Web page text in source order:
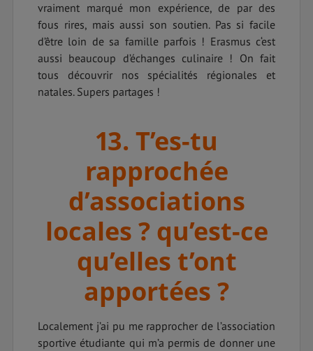
vraiment marqué mon expérience, de par des
fous rires, mais aussi son soutien. Pas si facile
d’être loin de sa famille parfois ! Erasmus c‘est
aussi beaucoup d’échanges culinaire ! On fait
tous découvrir nos spécialités régionales et
natales. Supers partages !
13. T’es-tu
rapprochée
d’associations
locales ? qu’est-ce
qu’elles t’ont
apportées ?
Localement j’ai pu me rapprocher de l’association
sportive étudiante qui m’a permis de donner une